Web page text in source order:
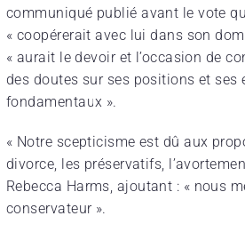
communiqué publié avant le vote
« coopérerait avec lui dans son
« aurait le devoir et l’occasion de
des doutes sur ses positions et
fondamentaux ».
« Notre scepticisme est dû aux
divorce, les préservatifs,
Rebecca Harms, ajoutant : « nous
conservateur ».